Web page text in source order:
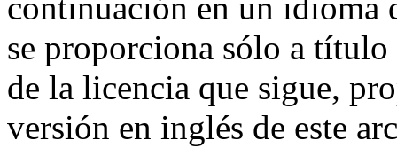
continuación en un idioma
se proporciona sólo a
de la licencia que sigue,
versión en inglés de este